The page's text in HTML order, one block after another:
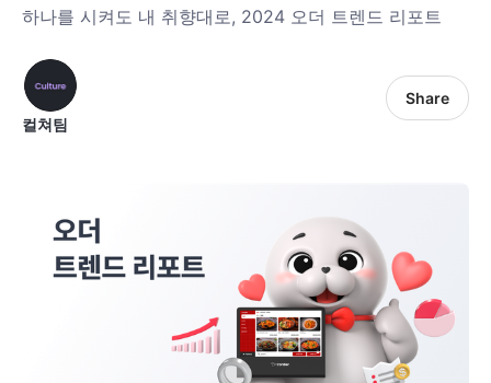
하나를 시켜도 내 취향대로, 2024 오더 트렌드 리포트
컬쳐팀
Share